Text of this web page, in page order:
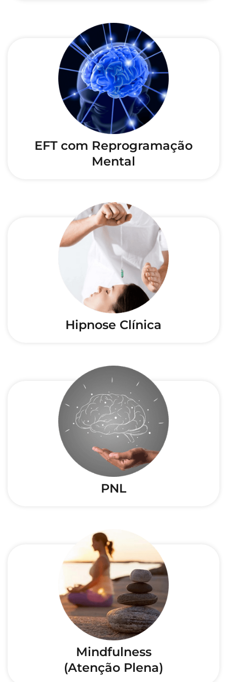
EFT com Reprogramação
Mental
Hipnose Clínica
PNL
Mindfulness
(Atenção Plena)